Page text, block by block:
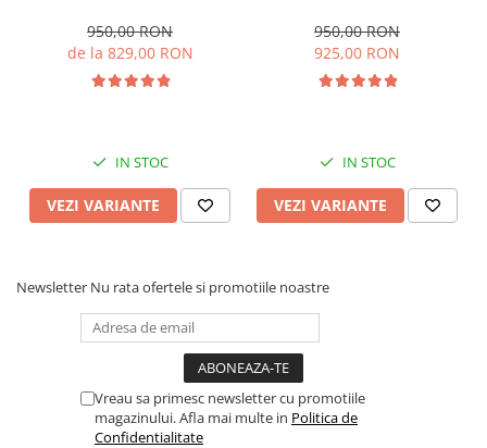
sustinere dublu, 0 luni - 3
ani, Original L-Sun
950,00 RON
de la 829,00 RON
IN STOC
VEZI VARIANTE
inclusa, Manusi de iarna,
Roti antieroziune off-road,
Husa de ploaie si insecte
950,00 RON
925,00 RON
IN STOC
VEZI VARIANTE
Newsletter Nu rata ofertele si promotiile noastre
Vreau sa primesc newsletter cu promotiile
magazinului. Afla mai multe in Politica de
Confidentialitate